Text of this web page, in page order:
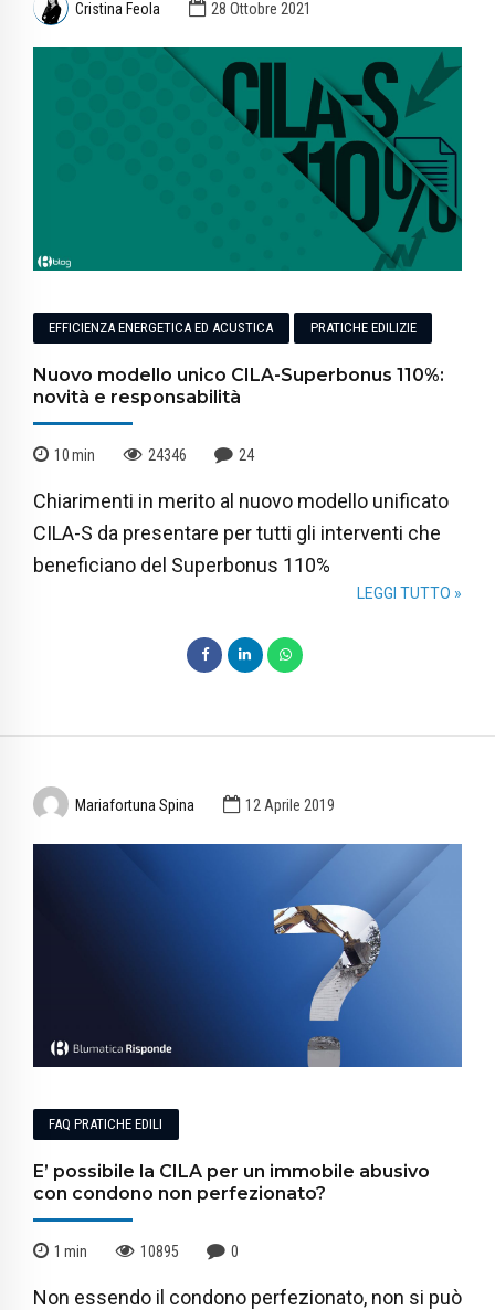
Cristina Feola 28 Ottobre 2021
EFFICIENZA ENERGETICA ED ACUSTICA PRATICHE EDILIZIE
Nuovo modello unico CILA-Superbonus 110%:
novità e responsabilità
10min 24346 24
Chiarimenti in merito al nuovo modello unificato
CILA-S da presentare per tutti gli interventi che
beneficiano del Superbonus 110%
LEGGI TUTTO »
Mariafortuna Spina 12 Aprile 2019
FAQ PRATICHE EDILI
E’ possibile la CILA per un immobile abusivo
con condono non perfezionato?
1 min 10895 0
Non essendo il condono perfezionato, non si può